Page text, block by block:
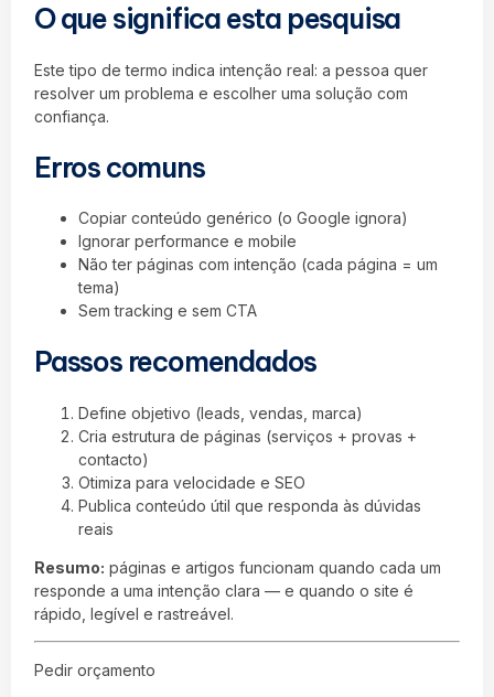
O que significa esta pesquisa
Este tipo de termo indica intenção real: a pessoa quer
resolver um problema e escolher uma solução com
confiança.
Erros comuns
Copiar conteúdo genérico (o Google ignora)
Ignorar performance e mobile
Não ter páginas com intenção (cada página = um
tema)
Sem tracking e sem CTA
Passos recomendados
Define objetivo (leads, vendas, marca)
Cria estrutura de páginas (serviços + provas +
contacto)
Otimiza para velocidade e SEO
Publica conteúdo útil que responda às dúvidas
reais
Resumo: páginas e artigos funcionam quando cada um
responde a uma intenção clara — e quando o site é
rápido, legível e rastreável.
Pedir orçamento